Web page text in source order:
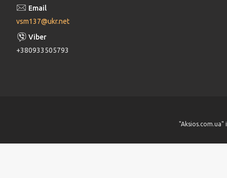
vsm137@ukr.net
+380933505793